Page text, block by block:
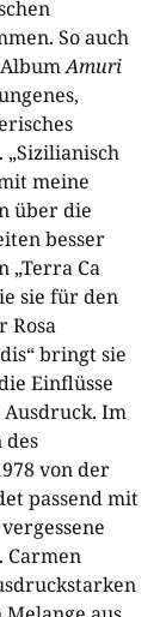
So auch
AlbumAmuri
meine
über die
besser
„Terra Ca
sie für den
Rosa
bringt sie
Einflüsse
Im
des
von der
passend mit
Carmen